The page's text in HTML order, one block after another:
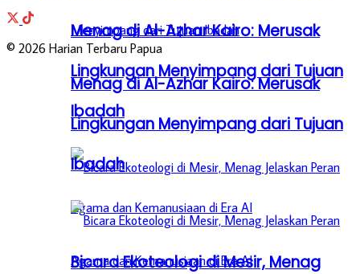
Menag di Al-Azhar Kairo: Merusak
Lingkungan Menyimpang dari Tujuan
Ibadah
Bicara Ekoteologi di Mesir, Menag
Menag di Al-Azhar Kairo: Merusak
Lingkungan Menyimpang dari Tujuan
Ibadah
© 2026 Harian Terbaru Papua